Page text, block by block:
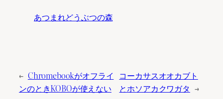
あつまれどうぶつの森
← Chromebookがオフライ
ンのときKOBOが使えない
コーカサスオオカブト
とホソアカクワガタ →